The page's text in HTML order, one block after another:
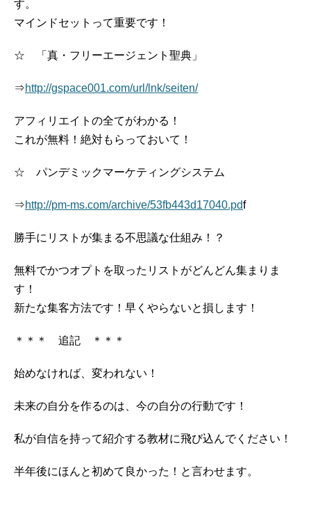
す。
マインドセットって重要です！
☆ 「真・フリーエージェント聖典」
⇒http://gspace001.com/url/lnk/seiten/
アフィリエイトの全てがわかる！
これが無料！絶対もらっておいて！
☆ パンデミックマーケティングシステム
⇒http://pm-ms.com/archive/53fb443d17040.pdf
勝手にリストが集まる不思議な仕組み！？
無料でかつオプトを取ったリストがどんどん集まりま
す！
新たな集客方法です！早くやらないと損します！
＊＊＊ 追記 ＊＊＊
始めなければ、変われない！
未来の自分を作るのは、今の自分の行動です！
私が自信を持って紹介する教材に飛び込んでください！
半年後にほんと初めて良かった！と言わせます。